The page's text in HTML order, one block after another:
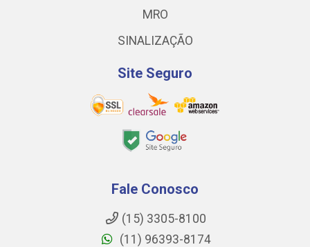
MRO
SINALIZAÇÃO
Site Seguro
Fale Conosco
(15) 3305-8100
(11) 96393-8174